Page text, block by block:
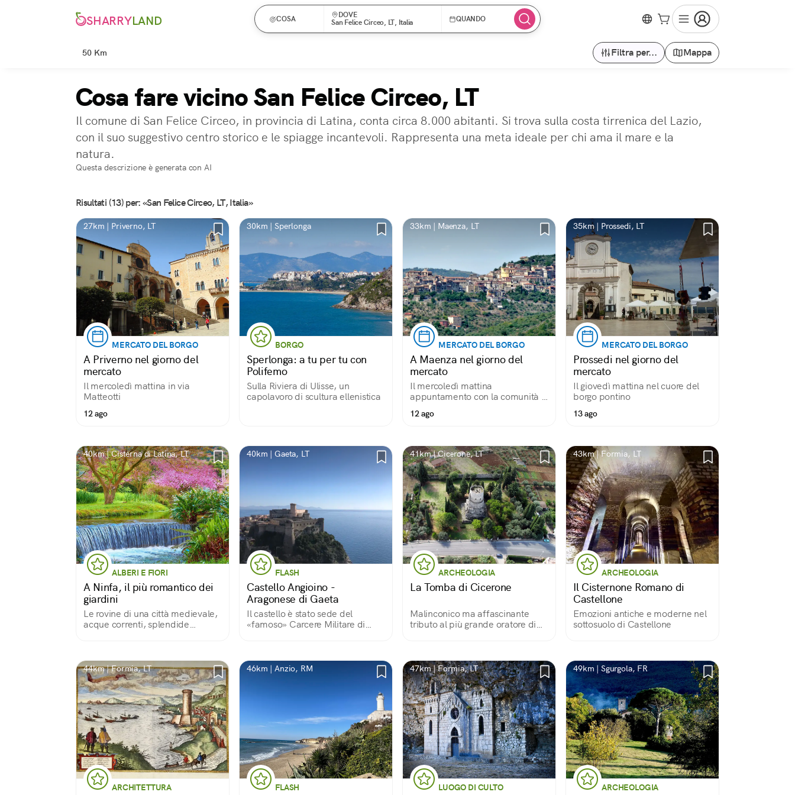
SHARRYLAND COSA
DOVE
San Felice Circeo, LT, Italia
QUANDO
50 Km Filtra per... Mappa
Cosa fare vicino San Felice Circeo, LT
Il comune di San Felice Circeo, in provincia di Latina, conta circa 8.000 abitanti. Si trova sulla costa tirrenica del Lazio,
con il suo suggestivo centro storico e le spiagge incantevoli. Rappresenta una meta ideale per chi ama il mare e la
natura.
Questa descrizione è generata con AI
Risultati (13) per: «San Felice Circeo, LT, Italia»
27km | Priverno, LT
MERCATO DEL BORGO
A Priverno nel giorno del
mercato
Il mercoledì mattina in via
Matteotti
12 ago
30km | Sperlonga
BORGO
Sperlonga: a tu per tu con
Polifemo
Sulla Riviera di Ulisse, un
capolavoro di scultura ellenistica
33km | Maenza, LT
MERCATO DEL BORGO
A Maenza nel giorno del
mercato
Il mercoledì mattina
appuntamento con la comunità e
12 ago
35km | Prossedi, LT
MERCATO DEL BORGO
Prossedi nel giorno del
mercato
Il giovedì mattina nel cuore del
borgo pontino
13 ago
40km | Cisterna di Latina, LT
ALBERI E FIORI
A Ninfa, il più romantico dei
giardini
Le rovine di una città medievale,
acque correnti, splendide
40km | Gaeta, LT
FLASH
Castello Angioino -
Aragonese di Gaeta
Il castello è stato sede del
«famoso» Carcere Militare di
41km | Cicerone, LT
ARCHEOLOGIA
La Tomba di Cicerone
Malinconico ma affascinante
tributo al più grande oratore di
43km | Formia, LT
ARCHEOLOGIA
Il Cisternone Romano di
Castellone
Emozioni antiche e moderne nel
sottosuolo di Castellone
44km | Formia, LT
ARCHITETTURA
46km | Anzio, RM
FLASH
47km | Formia, LT
LUOGO DI CULTO
49km | Sgurgola, FR
ARCHEOLOGIA